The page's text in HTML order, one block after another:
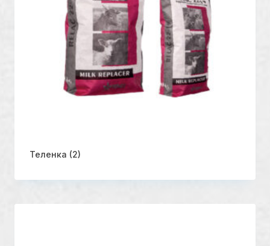
Теленка (2)